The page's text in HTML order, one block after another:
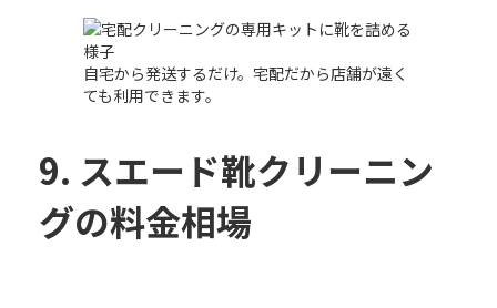
自宅から発送するだけ。宅配だから店舗が遠く
ても利用できます。
9. スエード靴クリーニン
グの料金相場